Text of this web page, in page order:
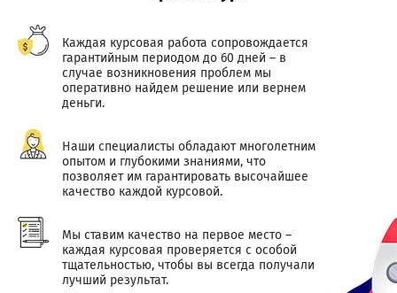
Каждая курсовая работа сопровождается
гарантийным периодом до 60 дней – в
случае возникновения проблем мы
оперативно найдем решение или вернем
деньги.
Наши специалисты обладают многолетним
опытом и глубокими знаниями, что
позволяет им гарантировать высочайшее
качество каждой курсовой.
Мы ставим качество на первое место –
каждая курсовая проверяется с особой
тщательностью, чтобы вы всегда получали
лучший результат.